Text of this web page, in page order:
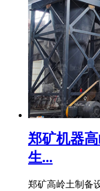
郑矿机器
生...
郑矿高岭土制备